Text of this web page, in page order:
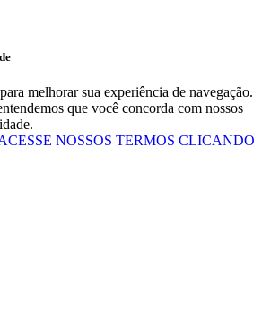
melhorar sua experiência de navegação.
que você concorda com nossos
NOSSOS TERMOS CLICANDO